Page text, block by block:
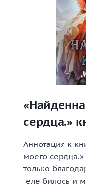
сердца.»
Аннотация к
моего
только
еле билось и